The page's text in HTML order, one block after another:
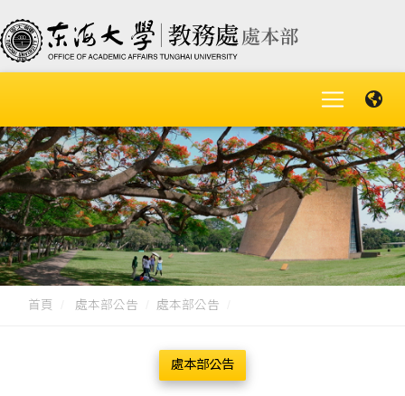
首頁 處本部公告 處本部公告
處本部公告